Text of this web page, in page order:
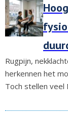
Rugpijn,
herkennen het
Toch stellen veel